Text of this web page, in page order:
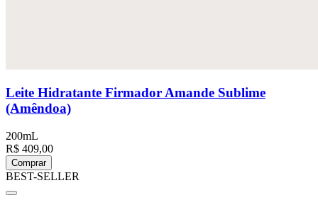
Leite Hidratante Firmador Amande Sublime
(Amêndoa)
200mL
R$ 409,00
Comprar
BEST-SELLER